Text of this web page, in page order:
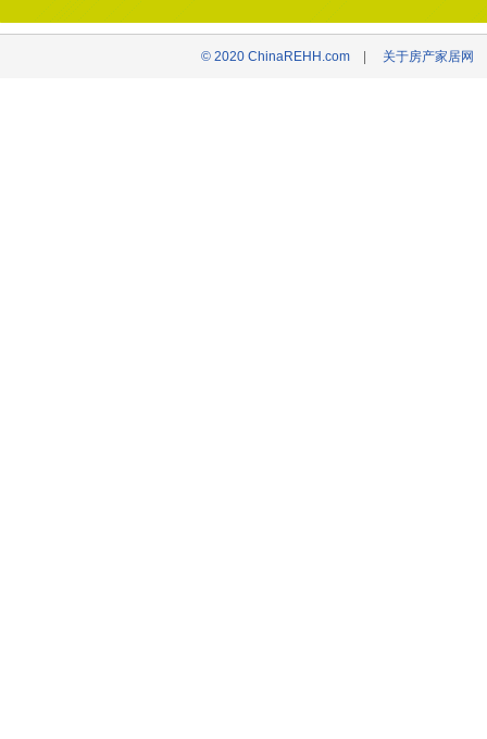
© 2020 ChinaREHH.com| 关于房产家居网